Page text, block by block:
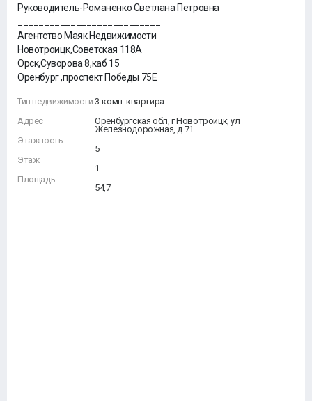
Руководитель-Романенко Светлана Петровна
Агентство Маяк Недвижимости
Новотроицк,Советская 118А
Орск,Суворова 8,каб 15
Оренбург ,проспект Победы 75Е
Тип недвижимости
Адрес
Этажность
Этаж
Площадь
3-комн. квартира
Оренбургская обл, г Новотроицк, ул
Железнодорожная, д 71
5
1
54,7